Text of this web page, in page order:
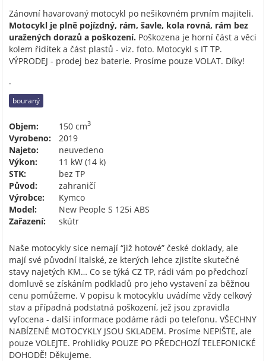
Zánovní havarovaný motocykl po nešikovném prvním majiteli.
Motocykl je plně pojízdný, rám, šavle, kola rovná, rám bez
uražených dorazů a poškození. Poškozena je horní část a věci
kolem řidítek a část plastů - viz. foto. Motocykl s IT TP.
VÝPRODEJ - prodej bez baterie. Prosíme pouze VOLAT. Díky!
.
bouraný
Objem: 150 cm3
Vyrobeno:
2019
Najeto:
neuvedeno
Výkon:
11 kW (14 k)
STK:
bez TP
Původ:
zahraničí
Výrobce:
Kymco
Model:
New People S 125i ABS
Zařazení:
skútr
Naše motocykly sice nemají “již hotové” české doklady, ale
mají své původní italské, ze kterých lehce zjistíte skutečné
stavy najetých KM… Co se týká CZ TP, rádi vám po předchozí
domluvě se získáním podkladů pro jeho vystavení za běžnou
cenu pomůžeme. V popisu k motocyklu uvádíme vždy celkový
stav a případná podstatná poškození, jež jsou zpravidla
vyfocena - další informace podáme rádi po telefonu. VŠECHNY
NABÍZENÉ MOTOCYKLY JSOU SKLADEM. Prosíme NEPIŠTE, ale
pouze VOLEJTE. Prohlidky POUZE PO PŘEDCHOZÍ TELEFONICKÉ
DOHODĚ! Děkujeme.